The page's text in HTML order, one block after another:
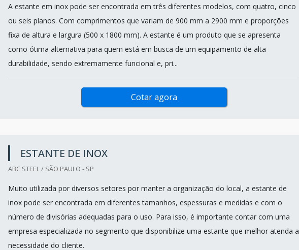
A estante em inox pode ser encontrada em três diferentes modelos, com quatro, cinco
ou seis planos. Com comprimentos que variam de 900 mm a 2900 mm e proporções
fixa de altura e largura (500 x 1800 mm). A estante é um produto que se apresenta
como ótima alternativa para quem está em busca de um equipamento de alta
durabilidade, sendo extremamente funcional e, pri...
Cotar agora
ESTANTE DE INOX
ABC STEEL / SÃO PAULO - SP
Muito utilizada por diversos setores por manter a organização do local, a estante de
inox pode ser encontrada em diferentes tamanhos, espessuras e medidas e com o
número de divisórias adequadas para o uso. Para isso, é importante contar com uma
empresa especializada no segmento que disponibilize uma estante que melhor atenda a
necessidade do cliente.